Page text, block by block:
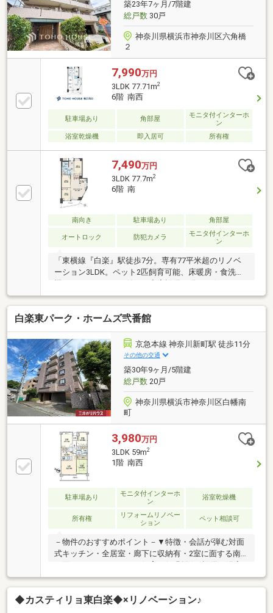
ット新設〇建具交換〇シューズボックス新設〇給湯器
交換〇ハウスクリーニング
築23年7ヶ月/7階建
総戸数30戸
神奈川県横浜市神奈川区六角橋
２
7,990万円
3LDK 77.71m2
6階 南西
駐車場あり 角部屋
モニタ付インターホ
ン
浴室乾燥機
即入居可 所有権
7,490万円
3LDK 77.7m2
6階 南
南向き 駐車場あり 角部屋
オートロック 防犯カメラ
モニタ付インターホ
ン
「東横線『白楽』駅徒歩7分。専有77平米超のリノベ
ーション3LDK。ペット2匹飼育可能、床暖房・食洗
機・トランクルーム付きの充実設備を備えた住まいで
す。」
白楽東パーク・ホームズ弐番館
京急本線 神奈川新町駅 徒歩11分
その他の交通
築30年9ヶ月/5階建
総戸数20戸
神奈川県横浜市神奈川区白幡南
町
3,980万円
3LDK 59m2
1階 南西
駐車場あり
モニタ付インターホ
ン
浴室乾燥機
所有権
リフォームリノベー
ション
ペット相談可
－物件のおすすめポイント－▼特徴・会話が弾む対面
式キッチン・全居室・廊下に収納有・2室に面する南
乾燥機・モニタ付インターホン▼2017年9月室内リフ
ォーム履歴【交換】キッチン、UB、洗面台、洗浄付ト
イレ 等【その他】フローリング・襖・障子張替 他▼周
◆カスティリョ東白楽◆×リノベーション♪